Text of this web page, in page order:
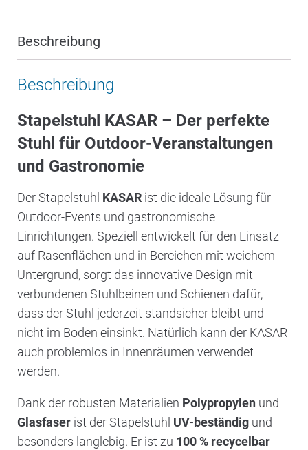
Beschreibung
Beschreibung
Stapelstuhl KASAR – Der perfekte
Stuhl für Outdoor-Veranstaltungen
und Gastronomie
Der Stapelstuhl KASAR ist die ideale Lösung für
Outdoor-Events und gastronomische
Einrichtungen. Speziell entwickelt für den Einsatz
auf Rasenflächen und in Bereichen mit weichem
Untergrund, sorgt das innovative Design mit
verbundenen Stuhlbeinen und Schienen dafür,
dass der Stuhl jederzeit standsicher bleibt und
nicht im Boden einsinkt. Natürlich kann der KASAR
auch problemlos in Innenräumen verwendet
werden.
Dank der robusten Materialien Polypropylen und
Glasfaser ist der Stapelstuhl UV-beständig und
besonders langlebig. Er ist zu 100 % recycelbar